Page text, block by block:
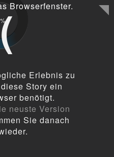
%
Erlebnis zu
Story ein
benötigt.
neuste Version
Sie danach
Browserfenster.